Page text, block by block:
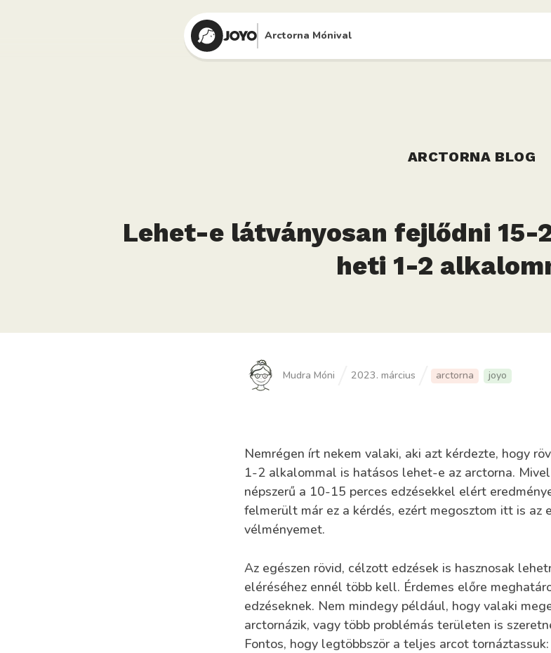
Arctorna Mónival
ARCTORNA BLOG
Lehet-e látványosan fejlődni 15-
heti 1-2
Mudra Móni 2023. március arctorna joyo
Nemrégen írt nekem valaki, aki azt kérdezte, hogy
1-2 alkalommal is hatásos lehet-e az arctorna.
népszerű a 10-15 perces edzésekkel elért
felmerült már ez a kérdés, ezért megosztom itt is az
vélményemet.
Az egészen rövid, célzott edzések is hasznosak
eléréséhez ennél több kell. Érdemes előre
edzéseknek. Nem mindegy például, hogy valaki
arctornázik, vagy több problémás területen is
Fontos, hogy legtöbbször a teljes arcot